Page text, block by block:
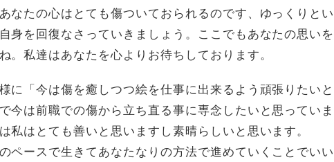
なたの心はとても傷ついておられるのです、ゆっくりとい
身を回復なさっていきましょう。ここでもあなたの思いを
。私達はあなたを心よりお待ちしております。
に「今は傷を癒しつつ絵を仕事に出来るよう頑張りたいと
今は前職での傷から立ち直る事に専念したいと思っていま
私はとても善いと思いますし素晴らしいと思います。
ペースで生きてあなたなりの方法で進めていくことでいい